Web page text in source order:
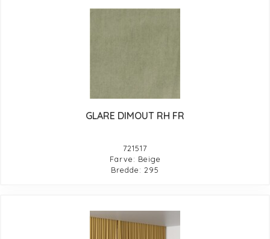
GLARE DIMOUT RH FR
721517
Farve: Beige
Bredde: 295